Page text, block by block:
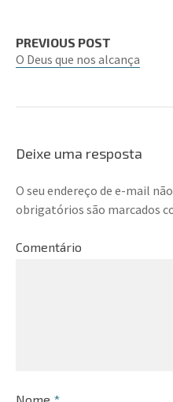
PREVIOUS POST
O Deus que nos alcança
Deixe uma resposta
O seu endereço de e-mail
obrigatórios são marcados
Comentário